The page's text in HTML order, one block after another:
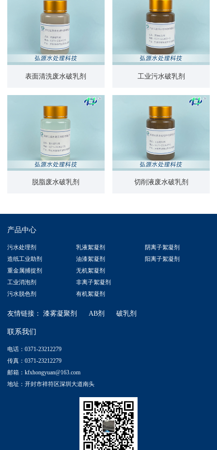
表面清洗废水破乳剂 工业污水破乳剂
脱脂废水破乳剂 切削液废水破乳剂
产品中心
污水处理剂
造纸工业助剂
重金属捕捉剂
工业消泡剂
污水脱色剂
乳液絮凝剂
油漆絮凝剂
无机絮凝剂
非离子絮凝剂
有机絮凝剂
阴离子絮凝剂
阳离子絮凝剂
友情链接： 漆雾凝聚剂 AB剂 破乳剂
联系我们
电话：0371-23212279
传真：0371-23212279
邮箱：kfxhongyuan@163.com
地址：开封市祥符区深圳大道南头